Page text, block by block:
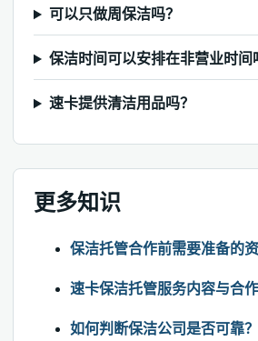
可以只做周保洁吗？
保洁时间可以安排在非营业时间
速卡提供清洁用品吗？
更多知识
保洁托管合作前需要准备的
速卡保洁托管服务内容与合
如何判断保洁公司是否可靠